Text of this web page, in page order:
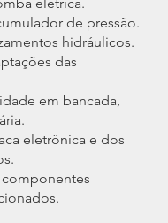
de pressão.
hidráulicos.
das
em bancada,
eletrônica e dos